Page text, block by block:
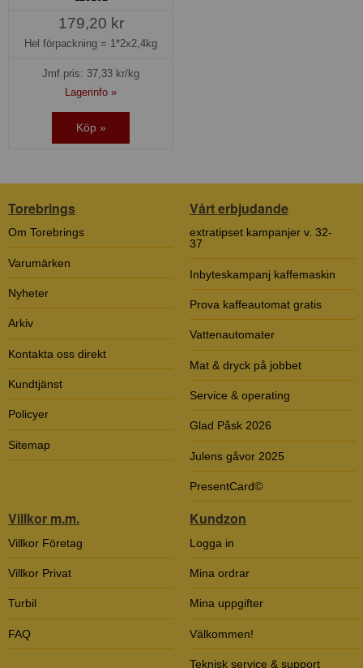
179,20 kr
Hel förpackning = 1*2x2,4kg
Jmf.pris: 37,33 kr/kg
Lagerinfo »
Köp »
Torebrings
Om Torebrings
Varumärken
Nyheter
Arkiv
Kontakta oss direkt
Kundtjänst
Policyer
Sitemap
Vårt erbjudande
extratipset kampanjer v. 32-
37
Inbyteskampanj kaffemaskin
Prova kaffeautomat gratis
Vattenautomater
Mat & dryck på jobbet
Service & operating
Glad Påsk 2026
Julens gåvor 2025
PresentCard©
Villkor m.m.
Villkor Företag
Villkor Privat
Turbil
FAQ
Kundzon
Logga in
Mina ordrar
Mina uppgifter
Välkommen!
Teknisk service & support